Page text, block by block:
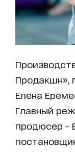
Продакшн»,
Елена
Главный
продюсер –